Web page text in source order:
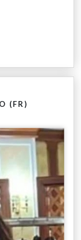
(FR)